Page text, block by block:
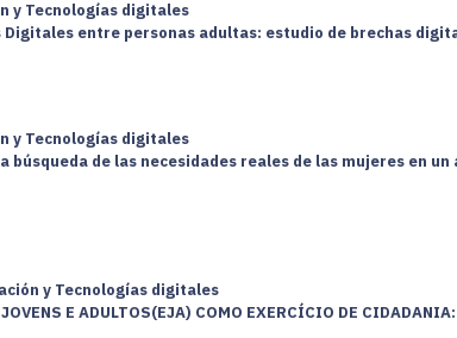
y Tecnologías digitales
entre personas adultas: estudio de brechas
y Tecnologías digitales
búsqueda de las necesidades reales de las mujeres en
y Tecnologías digitales
E ADULTOS(EJA) COMO EXERCÍCIO DE